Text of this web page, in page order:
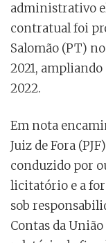
administrativo
contratual foi
Salomão (PT)
2021, ampliando
2022.
Em nota
Juiz de Fora
conduzido por
licitatório e a
sob
Contas da